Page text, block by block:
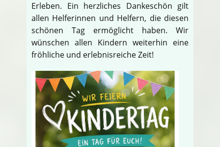
Erleben. Ein herzliches Dankeschön gilt
allen Helferinnen und Helfern, die diesen
schönen Tag ermöglicht haben. Wir
wünschen allen Kindern weiterhin eine
fröhliche und erlebnisreiche Zeit!